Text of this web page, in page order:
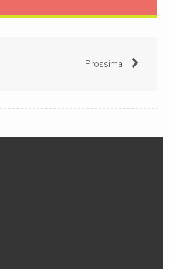
Prossima